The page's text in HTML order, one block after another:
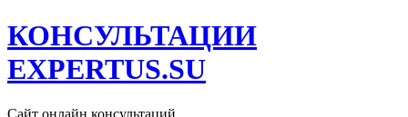
КОНСУЛЬТАЦИИ
EXPERTUS.SU
Сайт онлайн консультаций